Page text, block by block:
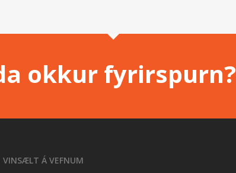
okkur fyrirspurn?
VINSÆLT Á VEFNUM